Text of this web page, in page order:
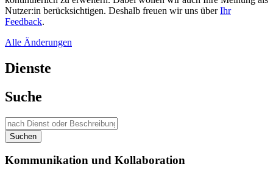
Nutzer:in berücksichtigen. Deshalb freuen wir uns überIhr
Feedback.
Alle Änderungen
Dienste
Suche
Suchen
Kommunikation und Kollaboration